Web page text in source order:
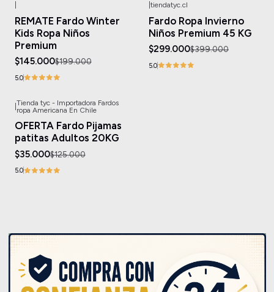
REMATE Fardo Winter
Kids Ropa Niños
Premium
$145.000$199.000
5.0
Agotado
tiendatyc.cl
Fardo Ropa Invierno
Niños Premium 45 KG
$299.000$399.000
5.0
-72%OFF
Agotado
Tienda tyc - Importadora Fardos
ropa Americana En Chile
OFERTA Fardo Pijamas
patitas Adultos 20KG
$35.000$125.000
5.0